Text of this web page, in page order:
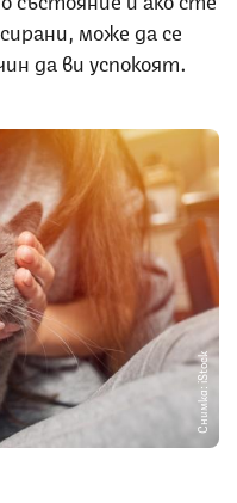
може да се
да ви успокоят.
Снимка: iStock